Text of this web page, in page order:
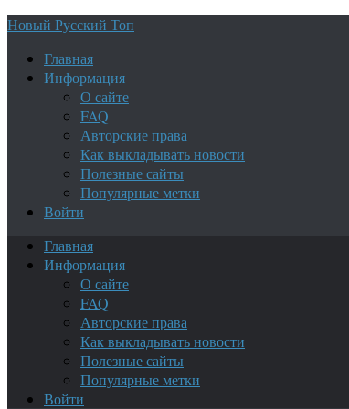
Новый Русский Топ
Главная
Информация
О сайте
FAQ
Авторские права
Как выкладывать новости
Полезные сайты
Популярные метки
Войти
Главная
Информация
О сайте
FAQ
Авторские права
Как выкладывать новости
Полезные сайты
Популярные метки
Войти